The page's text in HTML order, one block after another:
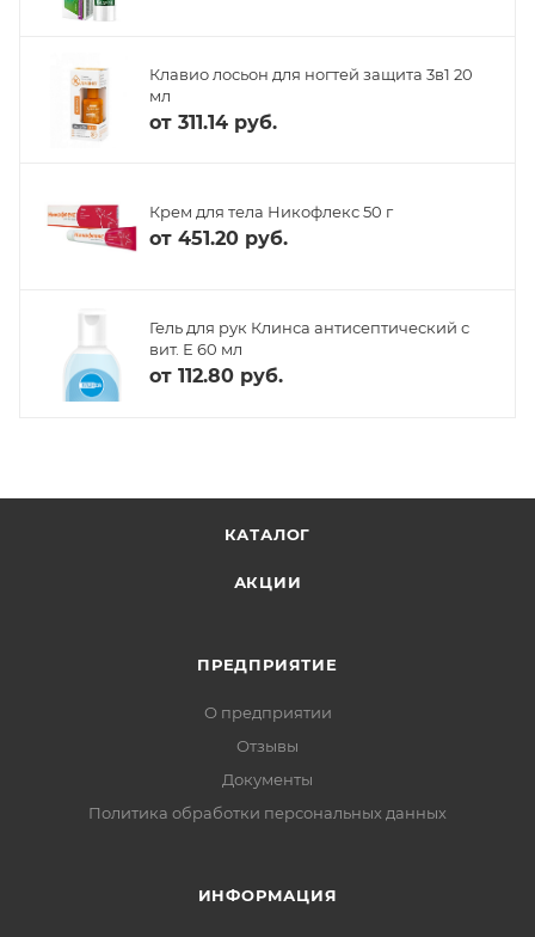
Клавио лосьон для ногтей защита 3в1 20
мл
от 311.14 руб.
Крем для тела Никофлекс 50 г
от 451.20 руб.
Гель для рук Клинса антисептический с
вит. Е 60 мл
от 112.80 руб.
КАТАЛОГ
АКЦИИ
ПРЕДПРИЯТИЕ
О предприятии
Отзывы
Документы
Политика обработки персональных данных
ИНФОРМАЦИЯ